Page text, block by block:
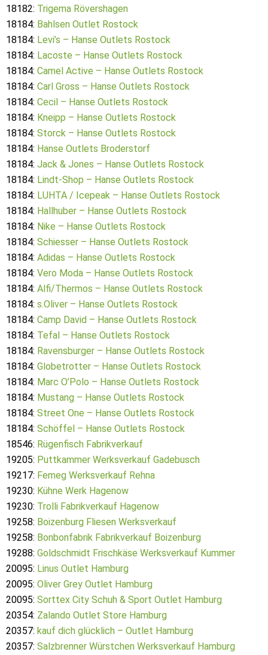
18182: Trigema Rövershagen
18184: Bahlsen Outlet Rostock
18184: Levi’s – Hanse Outlets Rostock
18184: Lacoste – Hanse Outlets Rostock
18184: Camel Active – Hanse Outlets Rostock
18184: Carl Gross – Hanse Outlets Rostock
18184: Cecil – Hanse Outlets Rostock
18184: Kneipp – Hanse Outlets Rostock
18184: Storck – Hanse Outlets Rostock
18184: Hanse Outlets Broderstorf
18184: Jack & Jones – Hanse Outlets Rostock
18184: Lindt-Shop – Hanse Outlets Rostock
18184: LUHTA / Icepeak – Hanse Outlets Rostock
18184: Hallhuber – Hanse Outlets Rostock
18184: Nike – Hanse Outlets Rostock
18184: Schiesser – Hanse Outlets Rostock
18184: Adidas – Hanse Outlets Rostock
18184: Vero Moda – Hanse Outlets Rostock
18184: Alfi/Thermos – Hanse Outlets Rostock
18184: s.Oliver – Hanse Outlets Rostock
18184: Camp David – Hanse Outlets Rostock
18184: Tefal – Hanse Outlets Rostock
18184: Ravensburger – Hanse Outlets Rostock
18184: Globetrotter – Hanse Outlets Rostock
18184: Marc O’Polo – Hanse Outlets Rostock
18184: Mustang – Hanse Outlets Rostock
18184: Street One – Hanse Outlets Rostock
18184: Schöffel – Hanse Outlets Rostock
18546: Rügenfisch Fabrikverkauf
19205: Puttkammer Werksverkauf Gadebusch
19217: Femeg Werksverkauf Rehna
19230: Kühne Werk Hagenow
19230: Trolli Fabrikverkauf Hagenow
19258: Boizenburg Fliesen Werksverkauf
19258: Bonbonfabrik Fabrikverkauf Boizenburg
19288: Goldschmidt Frischkäse Werksverkauf Kummer
20095: Linus Outlet Hamburg
20095: Oliver Grey Outlet Hamburg
20095: Sorttex City Schuh & Sport Outlet Hamburg
20354: Zalando Outlet Store Hamburg
20357: kauf dich glücklich – Outlet Hamburg
20357: Salzbrenner Würstchen Werksverkauf Hamburg